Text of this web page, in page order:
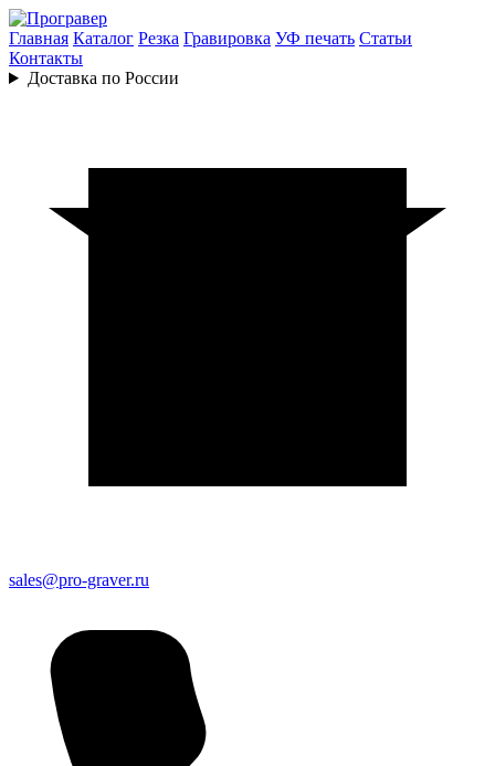
Главная Каталог Резка Гравировка УФ печать Статьи
Контакты
Доставка по России
sales@pro-graver.ru